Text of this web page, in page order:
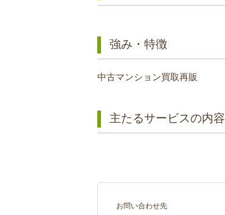
強み・特徴
中古マンション買取再販
主たるサービスの内容
お問い合わせ先